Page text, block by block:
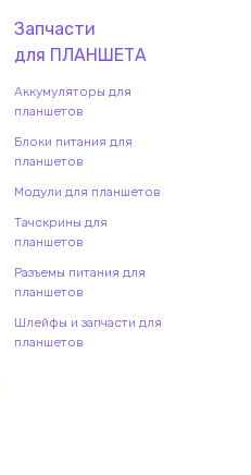
Запчасти
для ПЛАНШЕТА
Аккумуляторы для
планшетов
Блоки питания для
планшетов
Модули для планшетов
Тачскрины для
планшетов
Разъемы питания для
планшетов
Шлейфы и запчасти для
планшетов